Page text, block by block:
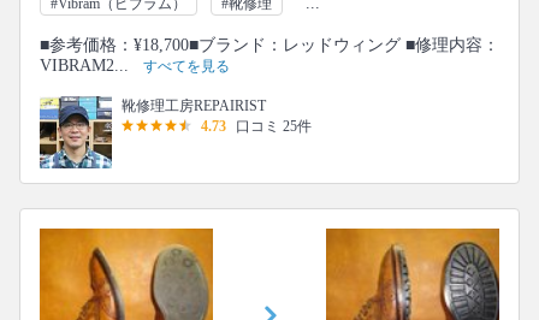
#Vibram（ビブラム）
#靴修理
■参考価格：¥18,700■ブランド：レッドウィング ■修理内容：
VIBRAM2...
すべてを見る
靴修理工房REPAIRIST
4.73
口コミ 25件